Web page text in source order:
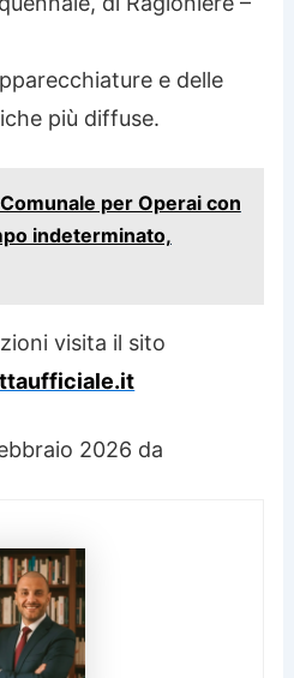
e delle
più diffuse.
per Operai con
indeterminato,
visita il sito
2026 da